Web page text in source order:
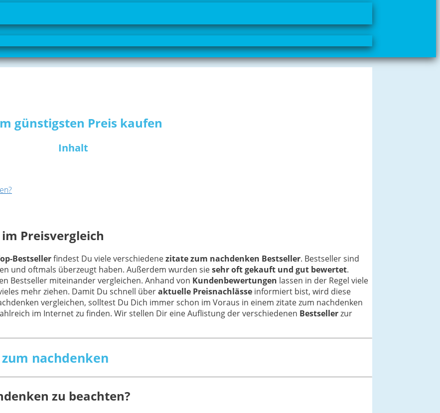
günstigsten Preis kaufen
Inhalt
Preisvergleich
Bestsellerfindest Du viele verschiedenezitate zum nachdenken Bestseller. Bestseller sind
und oftmals überzeugt haben. Außerdem wurden siesehr oft gekauft und gut bewertet.
Bestseller miteinander vergleichen. Anhand von Kundenbewertungen lassen in der Regel viele
mehr ziehen. Damit Du schnell überaktuelle Preisnachlässe informiert bist, wird diese
vergleichen, solltest Du Dich immer schon im Voraus in einem zitate zum nachdenken
im Internet zu finden. Wir stellen Dir eine Auflistung der verschiedenen Bestsellerzur
nachdenken
zu beachten?